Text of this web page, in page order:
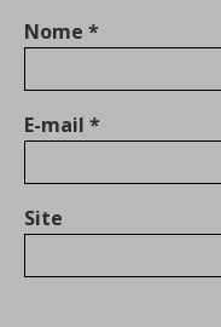
Nome *
E-mail *
Site